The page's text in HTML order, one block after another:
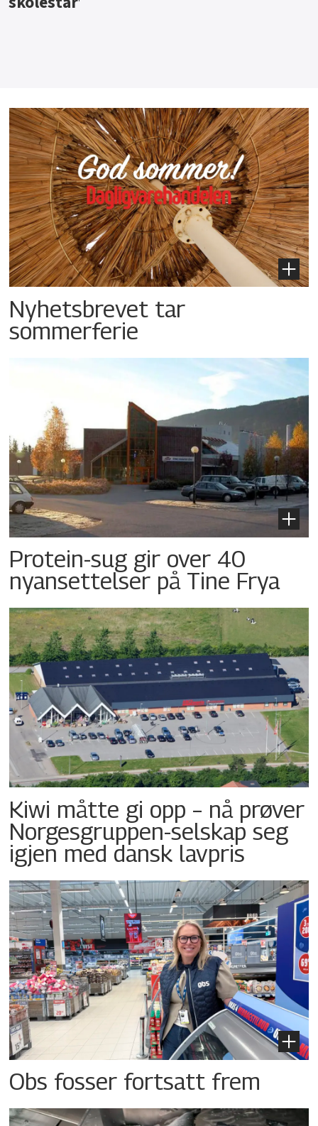
Nyhetsbrevet tar
sommerferie
Protein-sug gir over 40
nyansettelser på Tine Frya
Kiwi måtte gi opp – nå prøver
Norgesgruppen-selskap seg
igjen med dansk lavpris
Obs fosser fortsatt frem